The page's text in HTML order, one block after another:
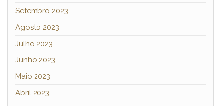
Setembro 2023
Agosto 2023
Julho 2023
Junho 2023
Maio 2023
Abril 2023